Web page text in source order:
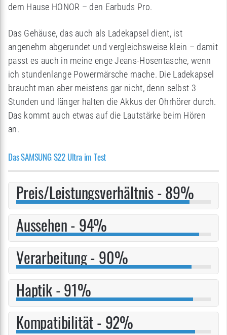
dem Hause HONOR – den Earbuds Pro.
Das Gehäuse, das auch als Ladekapsel dient, ist
angenehm abgerundet und vergleichsweise klein – damit
passt es auch in meine enge Jeans-Hosentasche, wenn
ich stundenlange Powermärsche mache. Die Ladekapsel
braucht man aber meistens gar nicht, denn selbst 3
Stunden und länger halten die Akkus der Ohrhörer durch.
Das kommt auch etwas auf die Lautstärke beim Hören
an.
Das SAMSUNG S22 Ultra im Test
Preis/Leistungsverhältnis - 89%
Aussehen - 94%
Verarbeitung - 90%
Haptik - 91%
Kompatibilität - 92%